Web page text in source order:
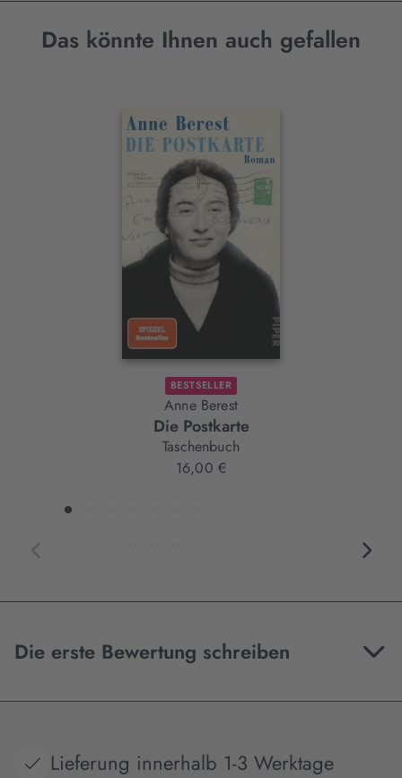
Das könnte Ihnen auch gefallen
Interaktives
BESTSELLER
Anne Berest
Die Postkarte
Taschenbuch
16,00 €
Die erste Bewertung schreiben
Lieferung innerhalb 1-3 Werktage